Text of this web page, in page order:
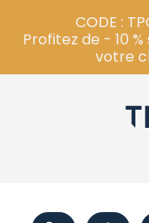
CODE :
Profitez de - 10
votre